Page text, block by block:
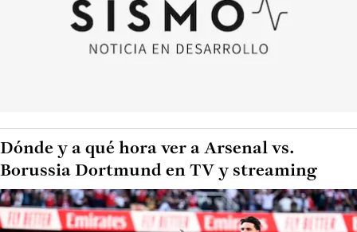
Dónde y a qué hora ver a Arsenal vs.
Borussia Dortmund en TV y streaming